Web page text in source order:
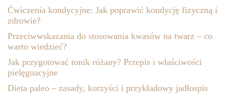
Ćwiczenia kondycyjne: Jak poprawić kondycję fizyczną i
zdrowie?
Przeciwwskazania do stosowania kwasów na twarz – co
warto wiedzieć?
Jak przygotować tonik różany? Przepis i właściwości
pielęgnacyjne
Dieta paleo – zasady, korzyści i przykładowy jadłospis